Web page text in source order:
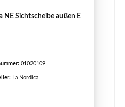
NE Sichtscheibe außen E
01020109
La Nordica